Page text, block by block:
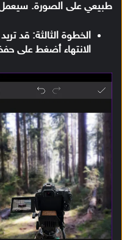
طبيعي على الصورة.
الخطوة الثالثة: قد
الانتهاء أضغط على